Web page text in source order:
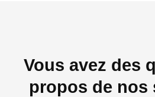
Vous avez des
propos de nos